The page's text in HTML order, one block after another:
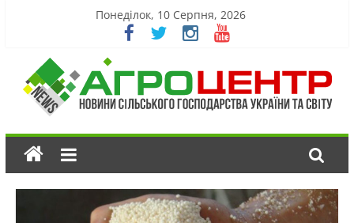
Понеділок, 10 Серпня, 2026